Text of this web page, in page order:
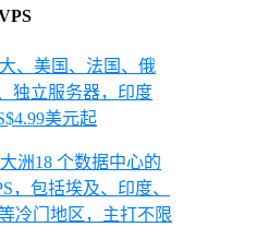
大、美国、法国、俄
独立服务器，印度
美元起
大洲18 个数据中心的
，包括埃及、印度、
冷门地区，主打不限